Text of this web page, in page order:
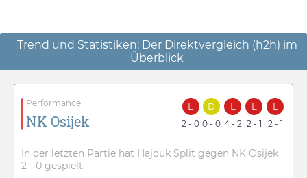
Trend und Statistiken: Der Direktvergleich (h2h) im
Überblick
Performance
NK Osijek
L
2 - 0
D
0 - 0
L
4 - 2
L
2 - 1
L
2 - 1
In der letzten Partie hat Hajduk Split gegen NK Osijek
2 - 0 gespielt.